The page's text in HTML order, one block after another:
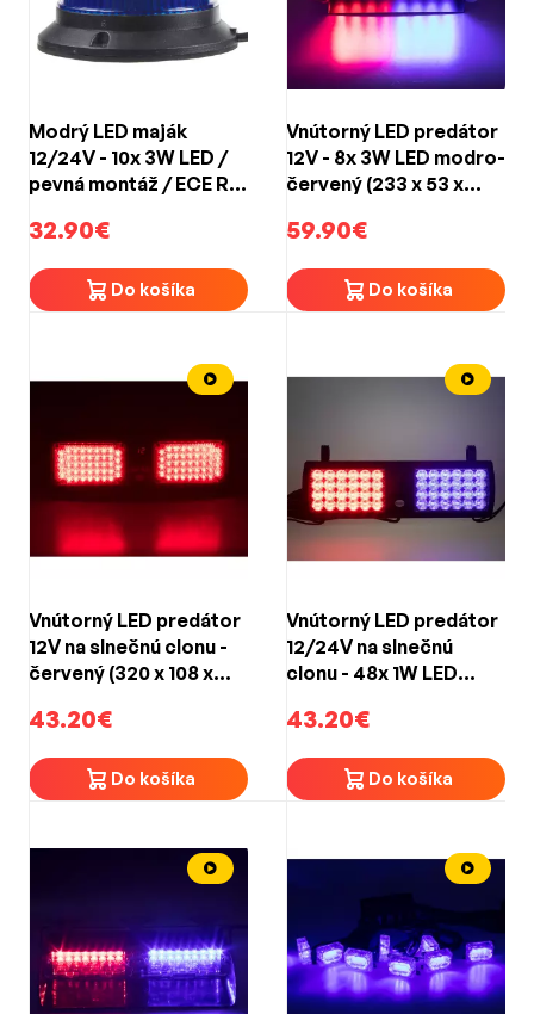
Modrý LED maják
12/24V - 10x 3W LED /
pevná montáž / ECE R10
32.90€
Do košíka
Vnútorný LED predátor
12V - 8x 3W LED modro-
červený (233 x 53 x
59.90€
Do košíka
Vnútorný LED predátor
12V na slnečnú clonu -
červený (320 x 108 x
43.20€
Do košíka
Vnútorný LED predátor
12/24V na slnečnú
clonu - 48x 1W LED
90 x 16mm)
43.20€
Do košíka